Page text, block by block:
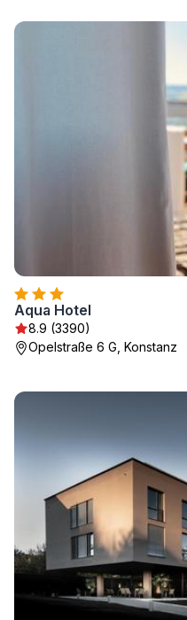
Aqua Hotel
8.9 (3390)
Opelstraße 6 G, Konstanz